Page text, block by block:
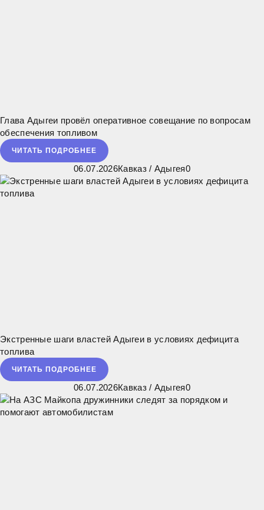
Глава Адыгеи провёл оперативное совещание по вопросам
обеспечения топливом
ЧИТАТЬ ПОДРОБНЕЕ
06.07.2026Кавказ/ Адыгея0
Экстренные шаги властей Адыгеи в условиях дефицита
топлива
ЧИТАТЬ ПОДРОБНЕЕ
06.07.2026Кавказ/ Адыгея0